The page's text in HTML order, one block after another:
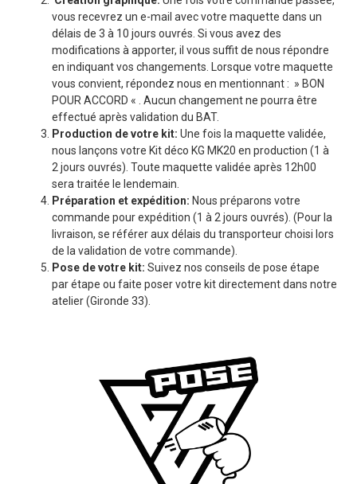
vous recevrez un e-mail avec votre maquette dans un
délais de 3 à 10 jours ouvrés. Si vous avez des
modifications à apporter, il vous suffit de nous répondre
en indiquant vos changements. Lorsque votre maquette
vous convient, répondez nous en mentionnant : » BON
POUR ACCORD « . Aucun changement ne pourra être
effectué après validation du BAT.
Production de votre kit: Une fois la maquette validée,
nous lançons votre Kit déco KG MK20 en production (1 à
2 jours ouvrés). Toute maquette validée après 12h00
sera traitée le lendemain.
Préparation et expédition: Nous préparons votre
commande pour expédition (1 à 2 jours ouvrés). (Pour la
livraison, se référer aux délais du transporteur choisi lors
de la validation de votre commande).
Pose de votre kit: Suivez nos conseils de pose étape
par étape ou faite poser votre kit directement dans notre
atelier (Gironde 33).